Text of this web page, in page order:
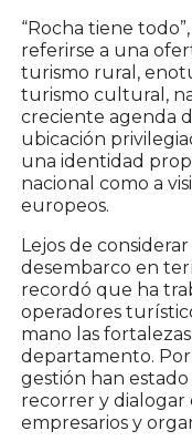
“Rocha tiene
referirse a una
turismo rural,
turismo cultural,
creciente agenda
ubicación
una identidad
nacional como a
europeos.
Lejos de
desembarco en
recordó que ha
operadores
mano las
departamento. Por
gestión han
recorrer y dialogar
empresarios y